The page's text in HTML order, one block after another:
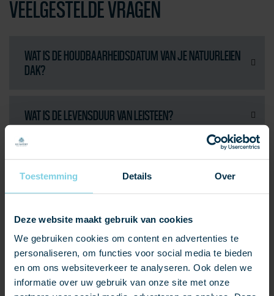
Toestemming Details Over
Deze website maakt gebruik van cookies
We gebruiken cookies om content en advertenties te
personaliseren, om functies voor social media te bieden
en om ons websiteverkeer te analyseren. Ook delen we
informatie over uw gebruik van onze site met onze
VEELGESTELDE VRAGEN
WAT IS DE HOUDBAARHEIDSDATUM VAN JE NATUURLEIEN
DAK?
WAT IS DE LEVENSDUUR VAN LEISTEEN?
WAT IS LEISTEEN?
HOE WORDT LEISTEEN GEWONNEN?